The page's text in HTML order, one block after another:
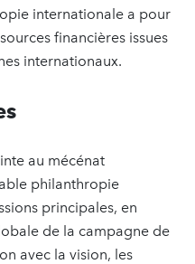
internationale a pour
financières issues
internationaux.
au mécénat
philanthropie
principales, en
de la campagne de
avec la vision, les